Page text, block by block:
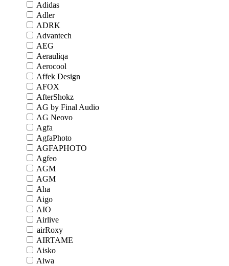
Adidas
Adler
ADRK
Advantech
AEG
Aerauliqa
Aerocool
Affek Design
AFOX
AfterShokz
AG by Final Audio
AG Neovo
Agfa
AgfaPhoto
AGFAPHOTO
Agfeo
AGM
AGM
Aha
Aigo
AIO
Airlive
airRoxy
AIRTAME
Aisko
Aiwa